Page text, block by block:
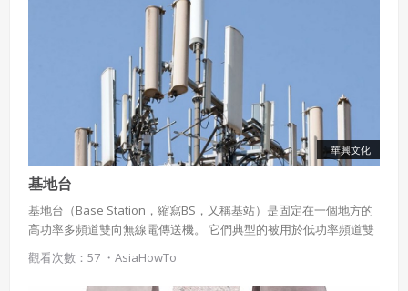
華興文化
基地台
基地台（Base Station，縮寫BS，又稱基站）是固定在一個地方的
高功率多頻道雙向無線電傳送機。 它們典型的被用於低功率頻道雙
向無線通訊，如行動電話、手提電話和無線路由器。
觀看次數：57 ・ AsiaHowTo